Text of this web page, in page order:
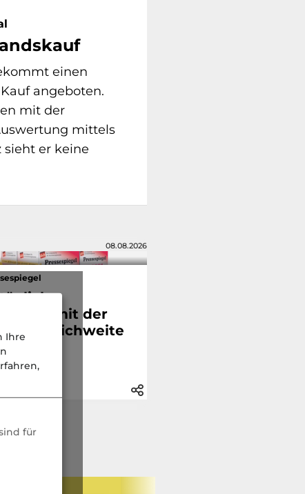
einen
angeboten.
mit der
mittels
er keine
08.08.2026
mit der
Reichweite
Ihre
für